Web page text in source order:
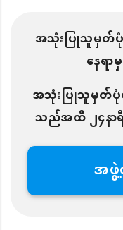
အသုံးပြုသူမှတ်ပုံ
နေရ
အသုံးပြုသူမှတ်ပုံ
သည်အထိ ၂၄နာရီ
အ